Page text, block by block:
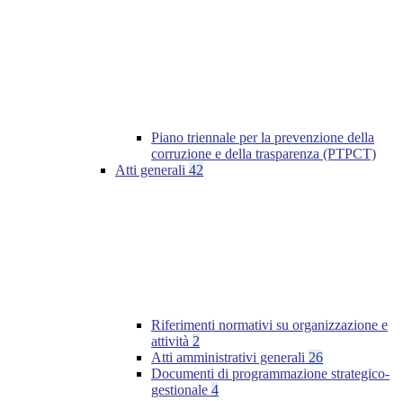
Piano triennale per la prevenzione della
corruzione e della trasparenza (PTPCT)
Atti generali 42
Riferimenti normativi su organizzazione e
attività 2
Atti amministrativi generali 26
Documenti di programmazione strategico-
gestionale 4